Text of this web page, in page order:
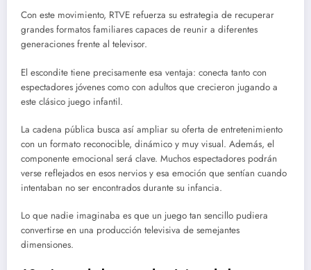
Con este movimiento, RTVE refuerza su estrategia de recuperar
grandes formatos familiares capaces de reunir a diferentes
generaciones frente al televisor.
El escondite tiene precisamente esa ventaja: conecta tanto con
espectadores jóvenes como con adultos que crecieron jugando a
este clásico juego infantil.
La cadena pública busca así ampliar su oferta de entretenimiento
con un formato reconocible, dinámico y muy visual. Además, el
componente emocional será clave. Muchos espectadores podrán
verse reflejados en esos nervios y esa emoción que sentían cuando
intentaban no ser encontrados durante su infancia.
Lo que nadie imaginaba es que un juego tan sencillo pudiera
convertirse en una producción televisiva de semejantes
dimensiones.